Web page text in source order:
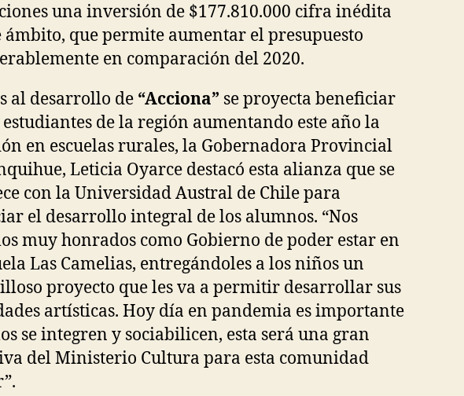
una inversión de $177.810.000 cifra inédita
ámbito, que permite aumentar el presupuesto
en comparación del 2020.
al desarrollo de “Acciona” se proyecta beneficiar
estudiantes de la región aumentando este año la
en escuelas rurales, la Gobernadora Provincial
Leticia Oyarce destacó esta alianza que se
con la Universidad Austral de Chile para
el desarrollo integral de los alumnos. “Nos
muy honrados como Gobierno de poder estar en
Las Camelias, entregándoles a los niños un
proyecto que les va a permitir desarrollar sus
artísticas. Hoy día en pandemia es importante
se integren y sociabilicen, esta será una gran
del Ministerio Cultura para esta comunidad